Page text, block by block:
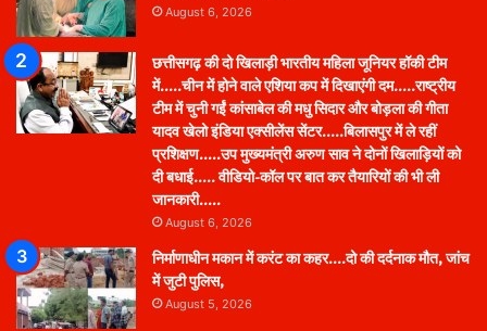
August 6, 2026
छत्तीसगढ़ की दो खिलाड़ी भारतीय महिला जूनियर हॉकी टीम
में…..चीन में होने वाले एशिया कप में दिखाएंगी दम…..राष्ट्रीय
टीम में चुनी गईं कांसाबेल की मधु सिदार और बोड़ला की गीता
यादव खेलो इंडिया एक्सीलेंस सेंटर…..बिलासपुर में ले रहीं
प्रशिक्षण…..उप मुख्यमंत्री अरुण साव ने दोनों खिलाड़ियों को
दी बधाई….. वीडियो-कॉल पर बात कर तैयारियों की भी ली
जानकारी…..
August 6, 2026
निर्माणाधीन मकान में करंट का कहर….दो की दर्दनाक मौत, जांच
में जुटी पुलिस,
August 5, 2026